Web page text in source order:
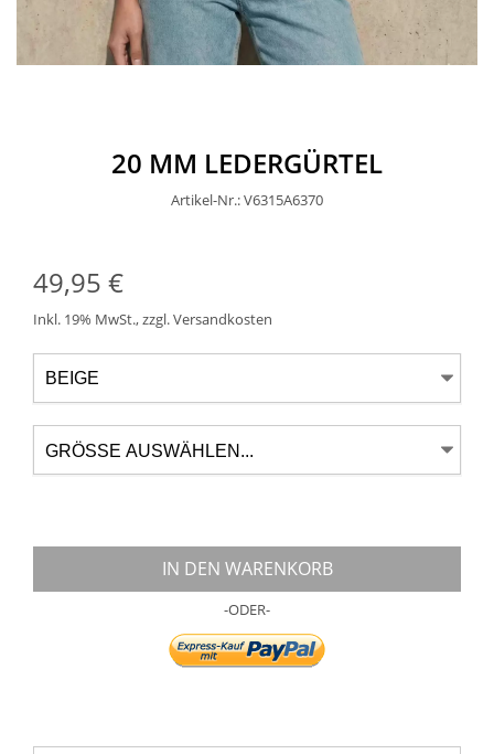
20 MM LEDERGÜRTEL
Artikel-Nr.: V6315A6370
49,95 €
Inkl. 19% MwSt.,zzgl.Versandkosten
IN DEN WARENKORB
-ODER-